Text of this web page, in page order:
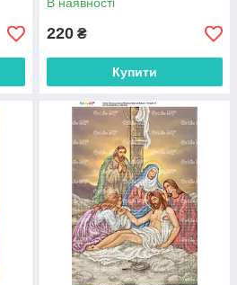
220 ₴
Купити